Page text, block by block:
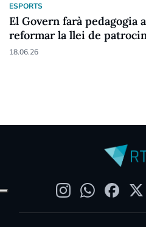
ESPORTS
El Govern farà pedagogia
reformar la llei de
18.06.26